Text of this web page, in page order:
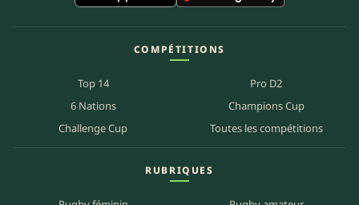
COMPÉTITIONS
Top 14
Pro D2
6 Nations
Champions Cup
Challenge Cup
Toutes les compétitions
RUBRIQUES